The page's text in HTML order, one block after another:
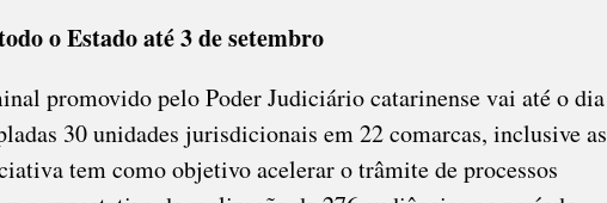
o Estado até 3 de setembro
promovido pelo Poder Judiciário catarinense vai até o dia
30 unidades jurisdicionais em 22 comarcas, inclusive as
tem como objetivo acelerar o trâmite de processos